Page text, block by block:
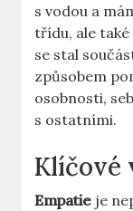
s vodou a
třídu, ale
se stal⁢
způsobem
osobnosti,
s ostatními.
Klíčové
Empatie ⁢je